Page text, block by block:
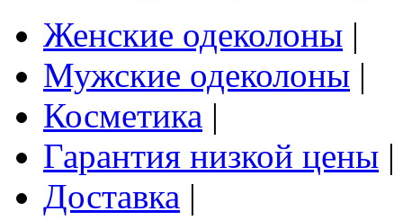
Женские одеколоны |
Мужские одеколоны |
Косметика |
Гарантия низкой цены |
Доставка |